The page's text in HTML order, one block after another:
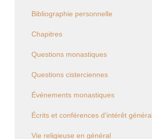
Bibliographie personnelle
Chapitres
Questions monastiques
Questions cisterciennes
Événements monastiques
Écrits et conférences d'intérêt général
Vie religieuse en général